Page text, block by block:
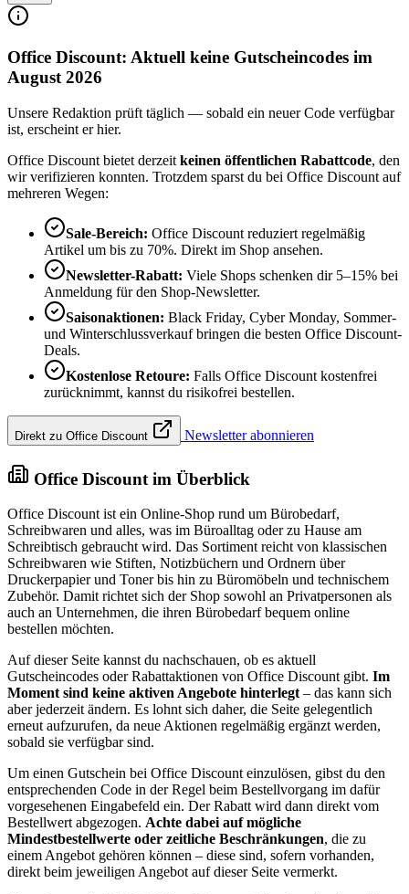
Office Discount: Aktuell keine Gutscheincodes im
August 2026
Unsere Redaktion prüft täglich — sobald ein neuer Code verfügbar
ist, erscheint er hier.
Office Discount bietet derzeit keinen öffentlichen Rabattcode, den
wir verifizieren konnten. Trotzdem sparst du bei Office Discount auf
mehreren Wegen:
Sale-Bereich: Office Discount reduziert regelmäßig
Artikel um bis zu 70%. Direkt im Shop ansehen.
Newsletter-Rabatt: Viele Shops schenken dir 5–15% bei
Anmeldung für den Shop-Newsletter.
Saisonaktionen: Black Friday, Cyber Monday, Sommer-
und Winterschlussverkauf bringen die besten Office Discount-
Deals.
Kostenlose Retoure: Falls Office Discount kostenfrei
zurücknimmt, kannst du risikofrei bestellen.
Direkt zu Office Discount Newsletter abonnieren
Office Discount im Überblick
Office Discount ist ein Online-Shop rund um Bürobedarf,
Schreibwaren und alles, was im Büroalltag oder zu Hause am
Schreibtisch gebraucht wird. Das Sortiment reicht von klassischen
Schreibwaren wie Stiften, Notizbüchern und Ordnern über
Druckerpapier und Toner bis hin zu Büromöbeln und technischem
Zubehör. Damit richtet sich der Shop sowohl an Privatpersonen als
auch an Unternehmen, die ihren Bürobedarf bequem online
bestellen möchten.
Auf dieser Seite kannst du nachschauen, ob es aktuell
Gutscheincodes oder Rabattaktionen von Office Discount gibt. Im
Moment sind keine aktiven Angebote hinterlegt – das kann sich
aber jederzeit ändern. Es lohnt sich daher, die Seite gelegentlich
erneut aufzurufen, da neue Aktionen regelmäßig ergänzt werden,
sobald sie verfügbar sind.
Um einen Gutschein bei Office Discount einzulösen, gibst du den
entsprechenden Code in der Regel beim Bestellvorgang im dafür
vorgesehenen Eingabefeld ein. Der Rabatt wird dann direkt vom
Bestellwert abgezogen. Achte dabei auf mögliche
Mindestbestellwerte oder zeitliche Beschränkungen, die zu
einem Angebot gehören können – diese sind, sofern vorhanden,
direkt beim jeweiligen Angebot auf dieser Seite vermerkt.